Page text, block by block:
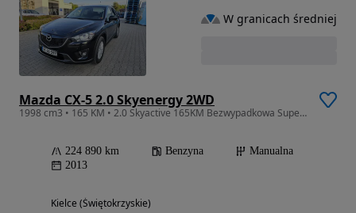
Mazda CX-5 2.0 Skyenergy 2WD
1998 cm3 • 165 KM • 2.0 Skyactive 165KM Bezwypadkowa Super Stan
224 890 km Benzyna
Manualna
2013
Kielce (Świętokrzyskie)
W granicach średniej